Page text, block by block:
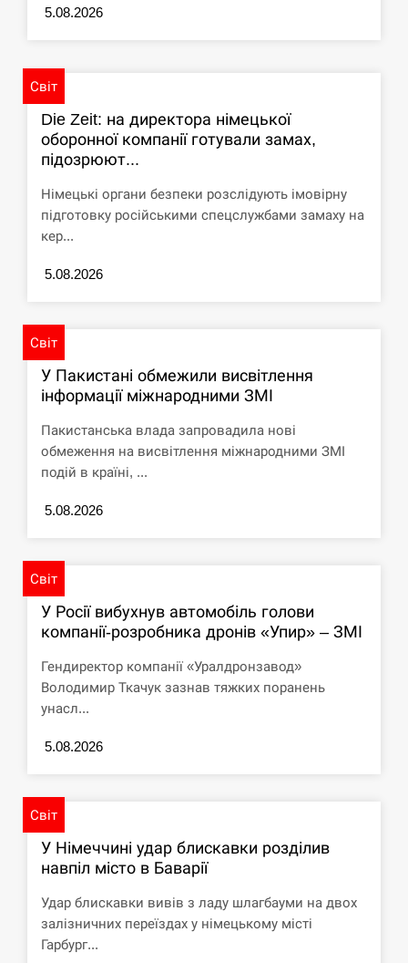
СЕРПЕНЬ
12:10
У США зафіксували рекордний спалах
циклоспорозу, захворіли понад 10 тисяч…
СЕРПЕНЬ
почта”: что известно об…
11:40
левиці
Россияне ударили “Бардеролями” по Харькову,
есть пострадавшие
5.08.2026
Світ
Die Zeit: на директора німецької
оборонної компанії готували замах,
підозрюют...
Німецькі органи безпеки розслідують імовірну
підготовку російськими спецслужбами замаху на
кер...
5.08.2026
Світ
У Пакистані обмежили висвітлення
інформації міжнародними ЗМІ
Пакистанська влада запровадила нові
обмеження на висвітлення міжнародними ЗМІ
подій в країні, ...
5.08.2026
Світ
У Росії вибухнув автомобіль голови
компанії-розробника дронів «Упир» – ЗМІ
Гендиректор компанії «Уралдронзавод»
Володимир Ткачук зазнав тяжких поранень
унасл...
5.08.2026
Світ
У Німеччині удар блискавки розділив
навпіл місто в Баварії
Удар блискавки вивів з ладу шлагбауми на двох
залізничних переїздах у німецькому місті
Гарбург...